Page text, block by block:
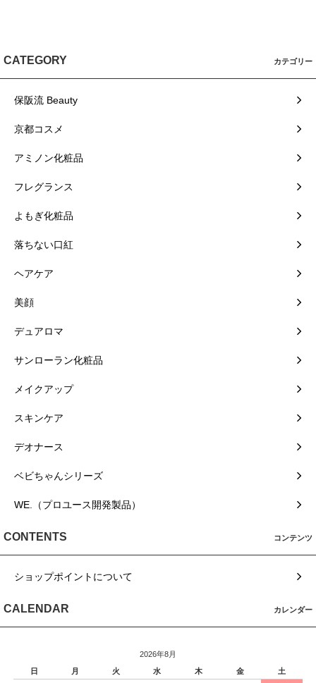
CATEGORY カテゴリー
保阪流 Beauty
京都コスメ
アミノン化粧品
フレグランス
よもぎ化粧品
落ちない口紅
ヘアケア
美顔
デュアロマ
サンローラン化粧品
メイクアップ
スキンケア
デオナース
ベビちゃんシリーズ
WE.（プロユース開発製品）
CONTENTS コンテンツ
ショップポイントについて
CALENDAR カレンダー
2026年8月
日
月 火 水 木 金 土